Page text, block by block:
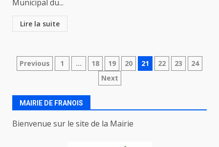
Municipal du...
Lire la suite
Navigation
articles
Previous 1 … 18 19 20 21 22 23
24
Next
MAIRIE DE FRANOIS
Bienvenue sur le site de la Mairie